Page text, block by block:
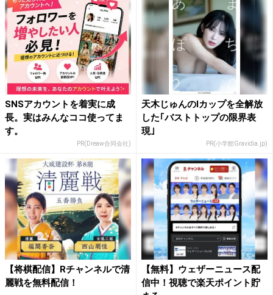
SNSアカウントを着実に成
長。実はみんなココ使ってま
す。
PR(Dreaw合同会社)
天木じゅんのIカップを全解放
した｢バストトップの限界表
現｣
PR(小学館Gravidia.jp)
【将棋配信】Rチャンネルで清
麗戦を無料配信！
【無料】ウェザーニュース配
信中！視聴で楽天ポイント貯